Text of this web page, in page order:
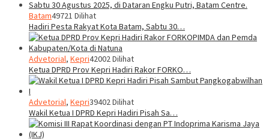
Batam49721 Dilihat
Hadiri Pesta Rakyat Kota Batam, Sabtu 30…
Advetorial, Kepri42002 Dilihat
Ketua DPRD Prov Kepri Hadiri Rakor FORKO…
Advetorial, Kepri39402 Dilihat
Wakil Ketua I DPRD Kepri Hadiri Pisah Sa…